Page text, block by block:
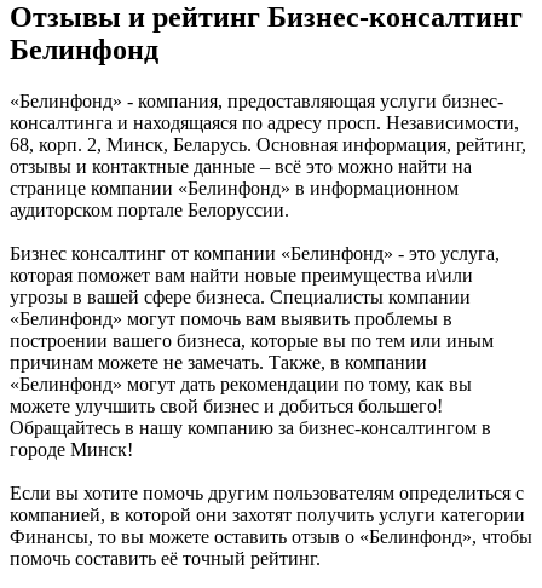
Отзывы и рейтинг Бизнес-консалтинг
Белинфонд
«Белинфонд» - компания, предоставляющая услуги бизнес-
консалтинга и находящаяся по адресу просп. Независимости,
68, корп. 2, Минск, Беларусь. Основная информация, рейтинг,
отзывы и контактные данные – всё это можно найти на
странице компании «Белинфонд» в информационном
аудиторском портале Белоруссии.
Бизнес консалтинг от компании «Белинфонд» - это услуга,
которая поможет вам найти новые преимущества и\или
угрозы в вашей сфере бизнеса. Специалисты компании
«Белинфонд» могут помочь вам выявить проблемы в
построении вашего бизнеса, которые вы по тем или иным
причинам можете не замечать. Также, в компании
«Белинфонд» могут дать рекомендации по тому, как вы
можете улучшить свой бизнес и добиться большего!
Обращайтесь в нашу компанию за бизнес-консалтингом в
городе Минск!
Если вы хотите помочь другим пользователям определиться с
компанией, в которой они захотят получить услуги категории
Финансы, то вы можете оставить отзыв о «Белинфонд», чтобы
помочь составить её точный рейтинг.